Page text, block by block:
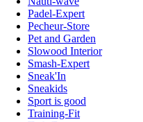
Padel-Expert
Pecheur-Store
Pet and Garden
Slowood Interior
Smash-Expert
Sneak'In
Sneakids
Sport is good
Training-Fit